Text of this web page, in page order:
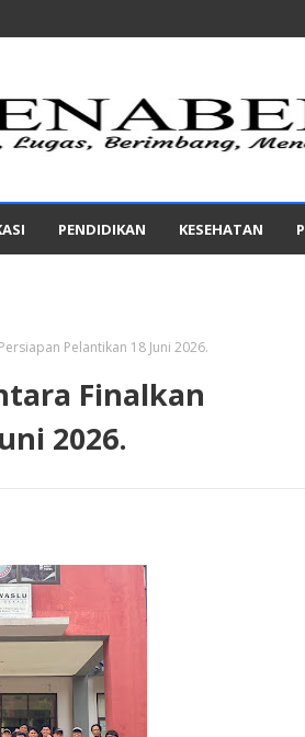
PENDIDIKAN KESEHATAN
Pelantikan 18 Juni 2026.
Finalkan
2026.